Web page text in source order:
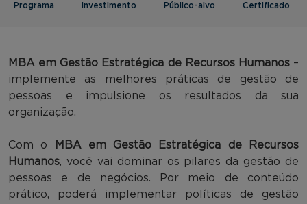
Programa Investimento Público-alvo Certificado
MBA em Gestão Estratégica de Recursos Humanos–
implemente as melhores práticas de gestão de
pessoas e impulsione os resultados da sua
organização.
Com o
MBA em Gestão Estratégica de Recursos
Humanos, você vai dominar os pilares da gestão de
pessoas e de negócios. Por meio de conteúdo
prático, poderá implementar políticas de gestão